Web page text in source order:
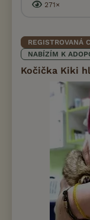
271×
REGISTROVANÁ
NABÍZÍM K
Kočička Kiki